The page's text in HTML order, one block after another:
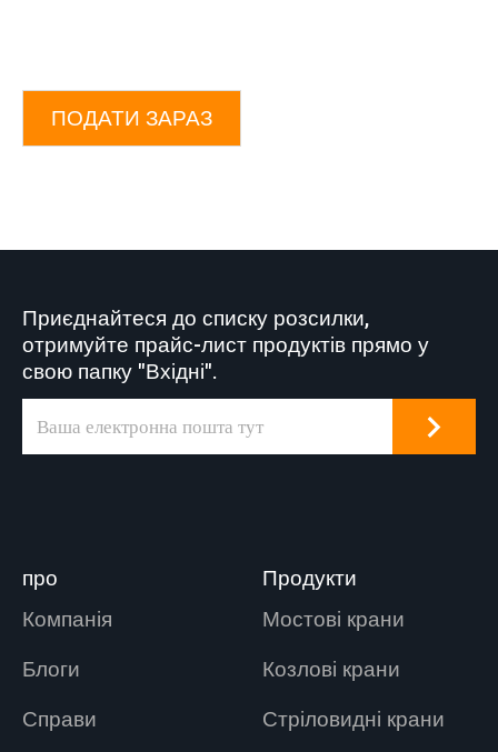
ПОДАТИ ЗАРАЗ
Приєднайтеся до списку розсилки,
отримуйте прайс-лист продуктів прямо у
свою папку "Вхідні".
про
Компанія
Блоги
Справи
Продукти
Мостові крани
Козлові крани
Стріловидні крани